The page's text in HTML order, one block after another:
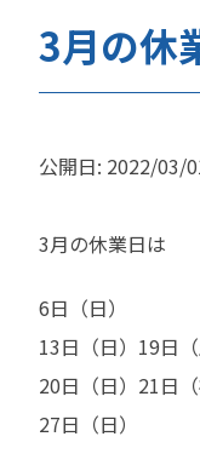
3月の休
公開日: 2022/03/
3月の休業日は
6日（日）
13日（日）19日（
20日（日）21日（
27日（日）